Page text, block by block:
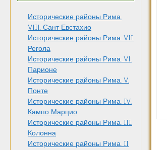
Исторические районы Рима.
VIII. Сант Евстахио
Исторические районы Рима. VII.
Регола
Исторические районы Рима. VI.
Парионе
Исторические районы Рима. V.
Понте
Исторические районы Рима. IV.
Кампо Марцио
Исторические районы Рима. III.
Колонна
Исторические районы Рима. II